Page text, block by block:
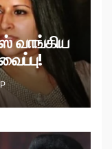
வாங்கிய